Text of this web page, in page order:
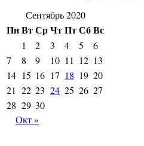
Сентябрь 2020
ПнВтСрЧтПтСбВс
1 2 3 4 5
6
7
8 9 10 11 12 13
14 15 16 17 18 19 20
21 22 23 24 25 26 27
28 29 30
Окт »